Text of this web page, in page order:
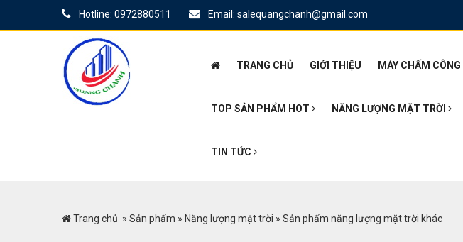
Hotline: 0972880511 Email: salequangchanh@gmail.com
TRANG CHỦ GIỚI THIỆU MÁY CHẤM CÔNG
TOP SẢN PHẨM HOT NĂNG LƯỢNG MẶT TRỜI
TIN TỨC
Trang chủ » Sản phẩm » Năng lượng mặt trời » Sản phẩm năng lượng mặt trời khác